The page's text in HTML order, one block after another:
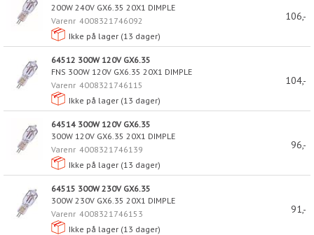
200W 240V GX6.35 20X1 DIMPLE
Varenr 4008321746092
Ikke på lager (13 dager)
106,-
64512 300W 120V GX6.35
FNS 300W 120V GX6.35 20X1 DIMPLE
Varenr 4008321746115
Ikke på lager (13 dager)
104,-
64514 300W 120V GX6.35
300W 120V GX6.35 20X1 DIMPLE
Varenr 4008321746139
Ikke på lager (13 dager)
96,-
64515 300W 230V GX6.35
300W 230V GX6.35 20X1 DIMPLE
Varenr 4008321746153
Ikke på lager (13 dager)
91,-